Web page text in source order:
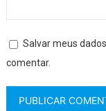
Salvar meus
comentar.